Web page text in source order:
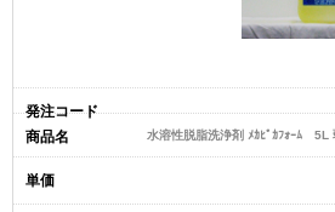
水溶性脱脂洗浄剤 ﾒｶﾋﾟｶﾌｫｰﾑ 5L